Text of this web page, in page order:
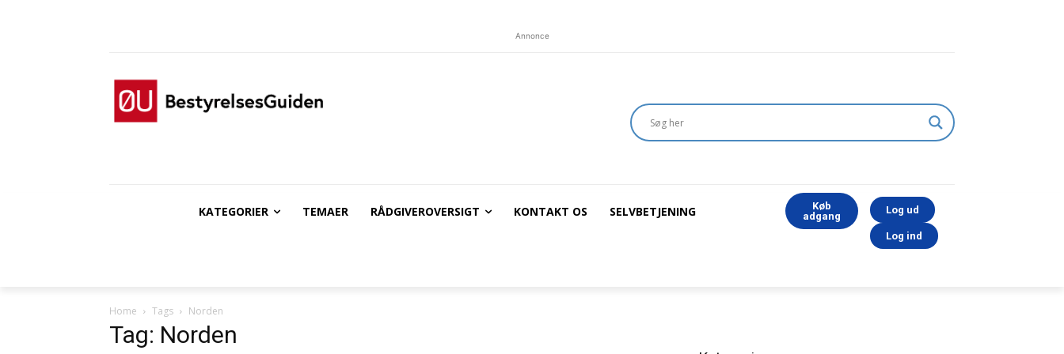
Annonce
KATEGORIER TEMAER RÅDGIVEROVERSIGT KONTAKT OS SELVBETJENING
Køb
adgang
Log ud
Log ind
Home Tags Norden
Tag: Norden